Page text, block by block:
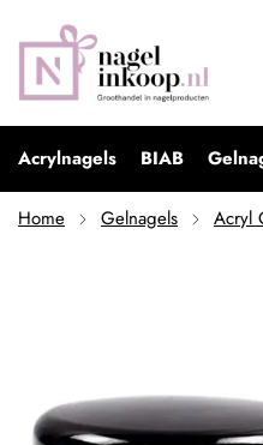
Acrylnagels BIAB
Home Gelnagels Acryl
€ 9,99